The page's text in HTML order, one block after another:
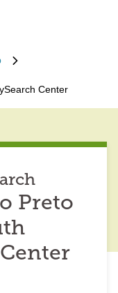
Center
Preto